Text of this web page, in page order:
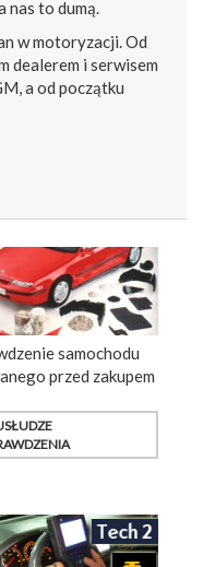
nas to dumą.
w motoryzacji. Od
dealerem i serwisem
a od początku
samochodu
przed zakupem